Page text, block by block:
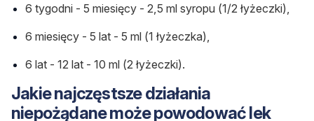
6 tygodni - 5 miesięcy - 2,5 ml syropu (1/2 łyżeczki),
6 miesięcy - 5 lat - 5 ml (1 łyżeczka),
6 lat - 12 lat - 10 ml (2 łyżeczki).
Jakie najczęstsze działania
niepożądane może powodować lek